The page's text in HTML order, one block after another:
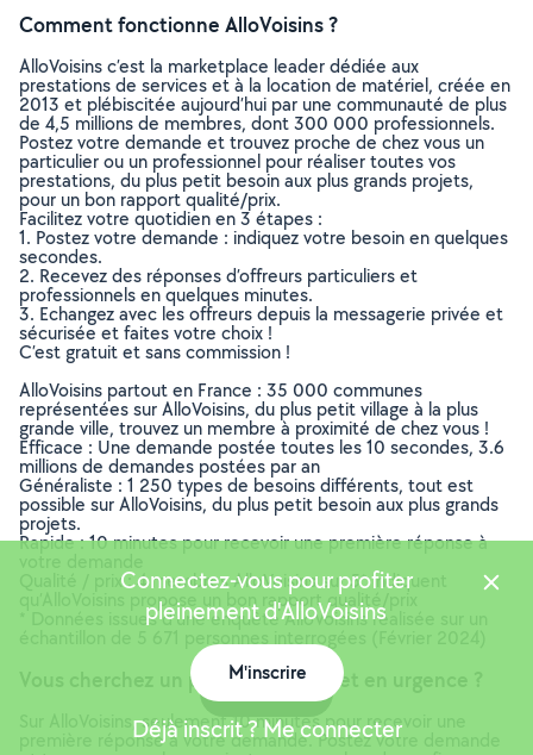
Comment fonctionne AlloVoisins ?
AlloVoisins c’est la marketplace leader dédiée aux
prestations de services et à la location de matériel, créée en
2013 et plébiscitée aujourd’hui par une communauté de plus
de 4,5 millions de membres, dont 300 000 professionnels.
Postez votre demande et trouvez proche de chez vous un
particulier ou un professionnel pour réaliser toutes vos
prestations, du plus petit besoin aux plus grands projets,
pour un bon rapport qualité/prix.
Facilitez votre quotidien en 3 étapes :
1. Postez votre demande : indiquez votre besoin en quelques
secondes.
2. Recevez des réponses d’offreurs particuliers et
professionnels en quelques minutes.
3. Echangez avec les offreurs depuis la messagerie privée et
sécurisée et faites votre choix !
C’est gratuit et sans commission !
AlloVoisins partout en France : 35 000 communes
représentées sur AlloVoisins, du plus petit village à la plus
grande ville, trouvez un membre à proximité de chez vous !
Efficace : Une demande postée toutes les 10 secondes, 3.6
millions de demandes postées par an
Généraliste : 1 250 types de besoins différents, tout est
possible sur AlloVoisins, du plus petit besoin aux plus grands
projets.
Rapide : 10 minutes pour recevoir une première réponse à
Qualité / prix : 4 membres AlloVoisins sur 5* indiquent
qu’AlloVoisins propose un bon rapport qualité/prix
* Données issues d’une enquête AlloVoisins réalisée sur un
Vous cherchez un poseur de parquet en urgence ?
Sur AlloVoisins, seulement 10 minutes pour recevoir une
première réponse à votre demande. Postez votre demande
Connectez-vous pour profiter
pleinement d'AlloVoisins
M'inscrire
Déjà inscrit ? Me connecter